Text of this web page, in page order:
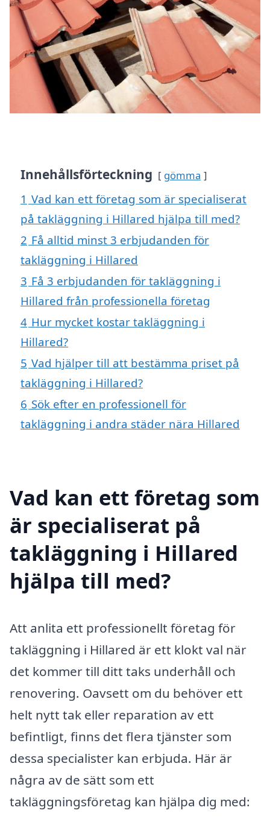
Innehållsförteckning gömma
1 Vad kan ett företag som är specialiserat
på takläggning i Hillared hjälpa till med?
2 Få alltid minst 3 erbjudanden för
takläggning i Hillared
3 Få 3 erbjudanden för takläggning i
Hillared från professionella företag
4 Hur mycket kostar takläggning i
Hillared?
5 Vad hjälper till att bestämma priset på
takläggning i Hillared?
6 Sök efter en professionell för
takläggning i andra städer nära Hillared
Vad kan ett företag som
är specialiserat på
takläggning i Hillared
hjälpa till med?
Att anlita ett professionellt företag för
takläggning i Hillared är ett klokt val när
det kommer till ditt taks underhåll och
renovering. Oavsett om du behöver ett
helt nytt tak eller reparation av ett
befintligt, finns det flera tjänster som
dessa specialister kan erbjuda. Här är
några av de sätt som ett
takläggningsföretag kan hjälpa dig med: